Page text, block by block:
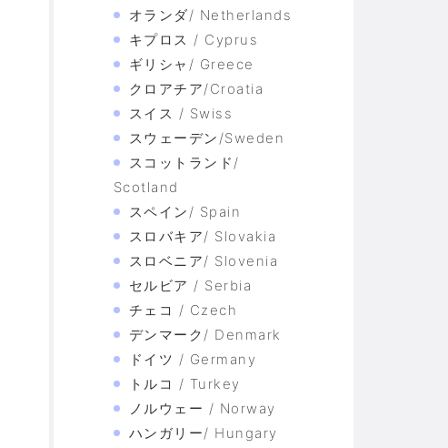
オランダ/ Netherlands
キプロス / Cyprus
ギリシャ/ Greece
クロアチア/Croatia
スイス / Swiss
スウェーデン/Sweden
スコットランド/
Scotland
スペイン/ Spain
スロバキア/ Slovakia
スロベニア/ Slovenia
セルビア / Serbia
チェコ / Czech
デンマーク/ Denmark
ドイツ / Germany
トルコ / Turkey
ノルウェー / Norway
ハンガリー/ Hungary